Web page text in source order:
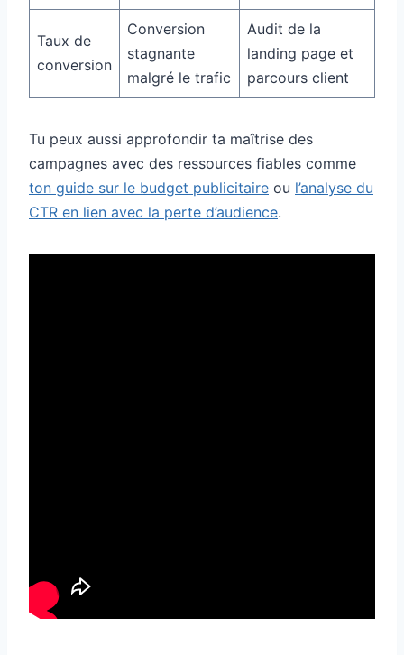
Taux de
conversion
Conversion
stagnante
malgré le trafic
Audit de la
landing page et
parcours client
Tu peux aussi approfondir ta maîtrise des
campagnes avec des ressources fiables comme
ton guide sur le budget publicitaire ou l’analyse du
CTR en lien avec la perte d’audience.